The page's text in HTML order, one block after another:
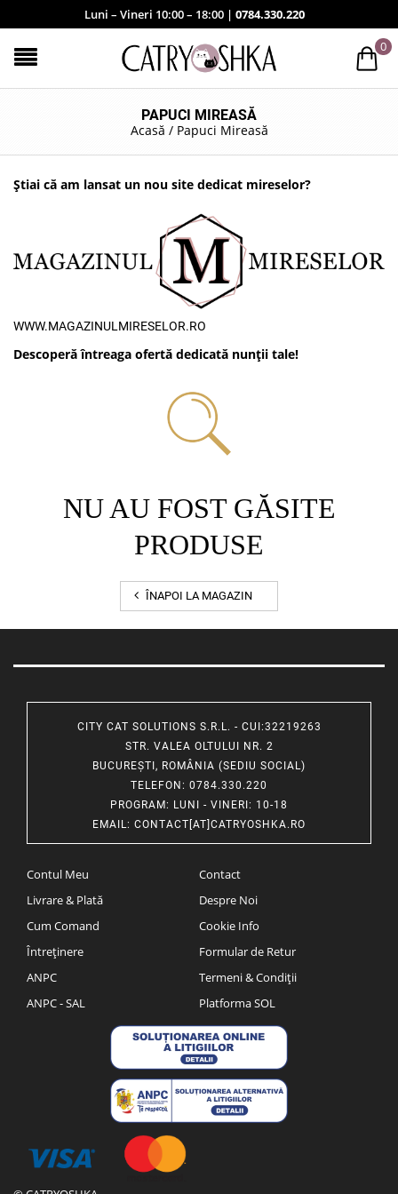
Luni – Vineri 10:00 – 18:00 | 0784.330.220
0
PAPUCI MIREASĂ
Acasă / Papuci Mireasă
Știai că am lansat un nou site dedicat mireselor?
WWW.MAGAZINULMIRESELOR.RO
Descoperă întreaga ofertă dedicată nunții tale!
NU AU FOST GĂSITE
PRODUSE
ÎNAPOI LA MAGAZIN
CITY CAT SOLUTIONS S.R.L. - CUI:32219263
STR. VALEA OLTULUI NR. 2
BUCUREȘTI, ROMÂNIA (SEDIU SOCIAL)
TELEFON : 0784.330.220
PROGRAM: LUNI - VINERI: 10-18
EMAIL: CONTACT[AT]CATRYOSHKA.RO
Contul Meu
Livrare & Plată
Cum Comand
Întreținere
ANPC
ANPC - SAL
Contact
Despre Noi
Cookie Info
Formular de Retur
Termeni & Condiții
Platforma SOL